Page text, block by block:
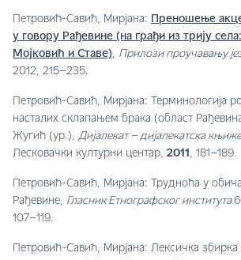
Петровић-Савић, Мирјана:
Преношење
у говору Рађевине (на грађи из трију
Мојковић и Ставе), Прилози проучавању
2012, 215–235.
Петровић-Савић, Мирјана: Терминологија
насталих склапањем брака (област
Жугић (ур.), Дијалекат – дијалекатска
Лесковачки културни центар, 2011 , 181–189.
Петровић-Савић, Мирјана: Трудноћа у
Рађевине, Гласник Етнографског института
107–119.
Петровић-Савић, Мирјана: Лексичка